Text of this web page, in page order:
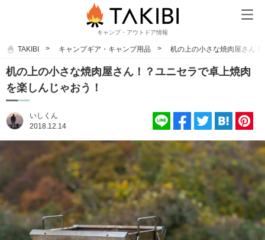
キャンプ・アウトドア情報
TAKIBI キャンプギア・キャンプ用品 机の上の小さな焼肉屋さん
机の上の小さな焼肉屋さん！？ユニセラで卓上焼肉
を楽しんじゃおう！
いしくん
2018.12.14